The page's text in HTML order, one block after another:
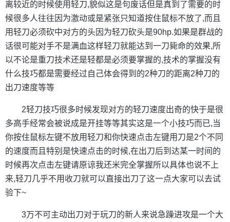
离较近的时候使用轻刀,貌似这是句废话但是真到了需要的时
候很多人往往因为激动或是紧张只知道按住鼠标不放了,而且
用轻刀必须砍中对方的头因为轻刀砍头是90hp.如果是群战的
话很可能对手不是满血这样轻刀就能达到一刀毙命的效果,所
以不论是重刀技术还是轻都是必须要掌握的,技术的掌握没有
什么技巧都是需要经过自己体会得到的2种刀的距离2种刀的
出刀速度等等
2轻刀技巧很多时候发现对方的轻刀速度出奇的快于是很
多高手经常会被说成是开挂等等其实这是一个小技巧而已,当
你按住鼠标左键不放用轻刀和你快速点击左键用刀是2个不同
的速度而且特别是快速点击的时候,在出刀后到达某一时间的
时候再次点击左键请原谅我还米完全掌握所以具体也说不上
来,轻刀几乎不用收刀就可以直接出刀了这一点大家可以去试
验下~
3万不可主动出刀对于玩刀的新人来说急躁进攻是一个大